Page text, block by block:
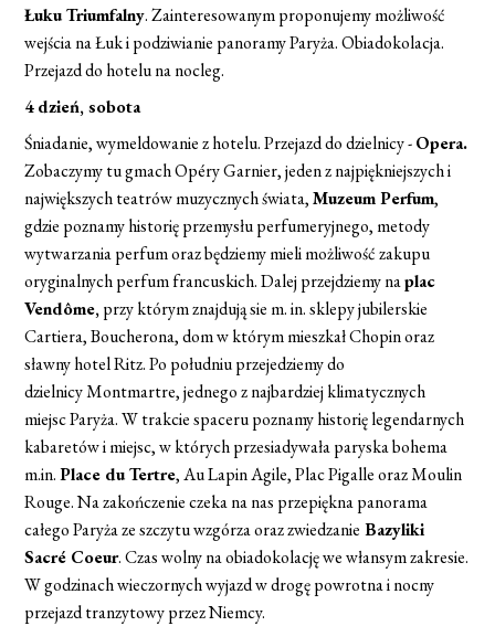
Łuku Triumfalny. Zainteresowanym proponujemy możliwość
wejścia na Łuk i podziwianie panoramy Paryża. Obiadokolacja.
Przejazd do hotelu na nocleg.
4 dzień, sobota
Śniadanie, wymeldowanie z hotelu. Przejazd do dzielnicy -Opera.
Zobaczymy tu gmach Opéry Garnier, jeden z najpiękniejszych i
największych teatrów muzycznych świata,Muzeum Perfum,
gdzie poznamy historię przemysłu perfumeryjnego, metody
wytwarzania perfum oraz będziemy mieli możliwość zakupu
oryginalnych perfum francuskich. Dalej przejdziemy naplac
Vendôme,przy którym znajdują sie m. in. sklepy jubilerskie
Cartiera, Boucherona, dom w którym mieszkał Chopin oraz
sławny hotel Ritz. Po południu przejedziemy do
dzielnicy Montmartre, jednego z najbardziej klimatycznych
miejsc Paryża. W trakcie spaceru poznamy historię legendarnych
kabaretów i miejsc, w których przesiadywała paryska bohema
m.in.Place du Tertre, Au Lapin Agile, Plac Pigalle oraz Moulin
Rouge. Na zakończenie czeka na nas przepiękna panorama
całego Paryża ze szczytu wzgórza oraz zwiedzanie Bazyliki
Sacré Coeur. Czas wolny na obiadokolację we włansym zakresie.
W godzinach wieczornych wyjazd w drogę powrotna i nocny
przejazd tranzytowy przez Niemcy.